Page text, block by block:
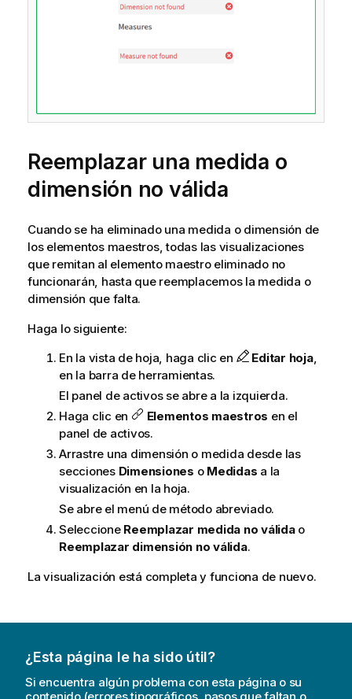
Reemplazar una medida o
dimensión no válida
Cuando se ha eliminado una medida o dimensión de
los elementos maestros, todas las visualizaciones
que remitan al elemento maestro eliminado no
funcionarán, hasta que reemplacemos la medida o
dimensión que falta.
Haga lo siguiente:
En la vista de hoja, haga clic en
Editar hoja,
en la barra de herramientas.
El panel de activos se abre a la izquierda.
Haga clic en
Elementos maestros en el
panel de activos.
Arrastre una dimensión o medida desde las
secciones Dimensiones o Medidas a la
visualización en la hoja.
Se abre el menú de método abreviado.
Seleccione Reemplazar medida no válidao
Reemplazar dimensión no válida.
La visualización está completa y funciona de nuevo.
¿Esta página le ha sido útil?
Si encuentra algún problema con esta página o su
contenido (errores tipográficos, pasos que faltan o